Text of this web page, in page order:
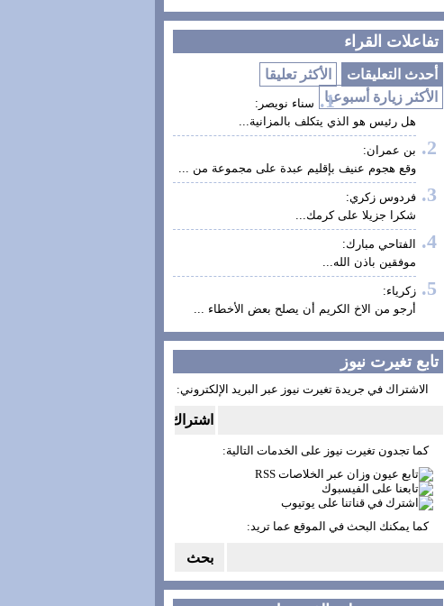
تفاعلات القراء
أحدث التعليقات
الأكثر تعليقا
الأكثر زيارة أسبوعيا
سناء نويصر:
هل رئيس هو الذي يتكلف بالمزانية...
بن عمران:
وقع هجوم عنيف بإقليم عبدة على مجموعة من ...
فردوس زكري:
شكرا جزيلا على كرمك...
الفتاحي مبارك:
موفقين باذن الله...
زكرياء:
أرجو من الاخ الكريم أن يصلح بعض الأخطاء ...
تابع تغيرت نيوز
الاشتراك في جريدة تغيرت نيوز عبر البريد الإلكتروني:
كما تجدون تغيرت نيوز على الخدمات التالية:
كما يمكنك البحث في الموقع عما تريد: